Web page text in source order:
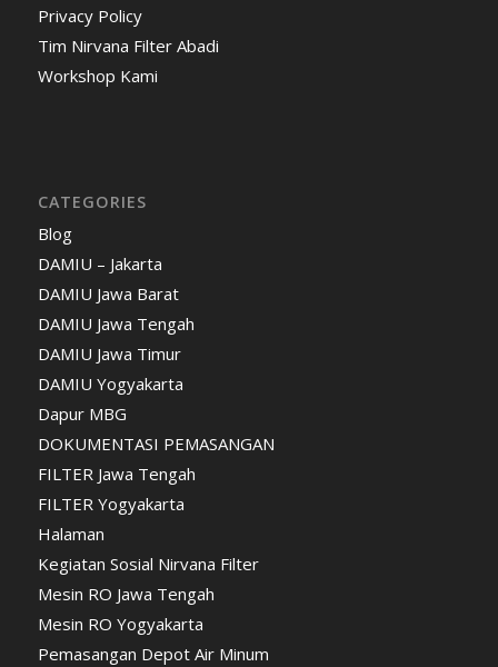
Privacy Policy
Tim Nirvana Filter Abadi
Workshop Kami
CATEGORIES
Blog
DAMIU – Jakarta
DAMIU Jawa Barat
DAMIU Jawa Tengah
DAMIU Jawa Timur
DAMIU Yogyakarta
Dapur MBG
DOKUMENTASI PEMASANGAN
FILTER Jawa Tengah
FILTER Yogyakarta
Halaman
Kegiatan Sosial Nirvana Filter
Mesin RO Jawa Tengah
Mesin RO Yogyakarta
Pemasangan Depot Air Minum